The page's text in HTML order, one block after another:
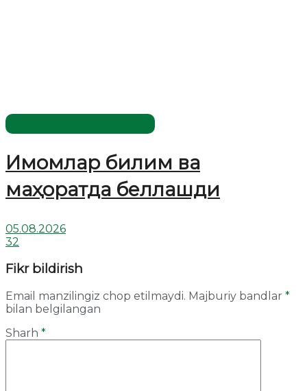
Имомлар билим ва
маҳоратда беллашди
05.08.2026
32
Fikr bildirish
Email manzilingiz chop etilmaydi. Majburiy bandlar *
bilan belgilangan
Sharh *